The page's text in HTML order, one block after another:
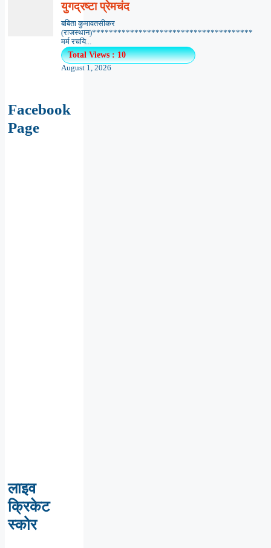
युगद्रष्टा प्रेमचंद
बबिता कुमावतसीकर
(राजस्थान)**************************************
मर्म रचयि...
Total Views : 10
August 1, 2026
Facebook
Page
लाइव
क्रिकेट
स्कोर